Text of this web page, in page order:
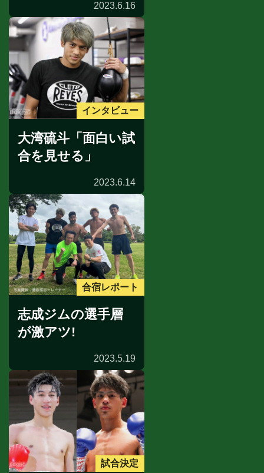
2023.6.16
インタビュー
大湾硫斗「面白い試
合を見せる」
2023.6.14
合宿レポート
志成ジムの選手層
が激アツ!
2023.5.19
試合決定